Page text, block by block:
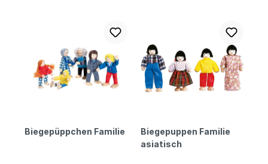
Biegepüppchen Familie
Biegepuppen Familie
asiatisch